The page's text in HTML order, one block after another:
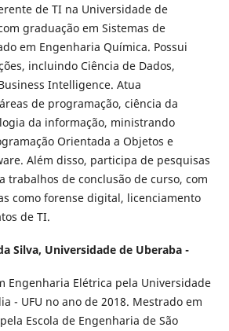
de TI na Universidade de
graduação em Sistemas de
em Engenharia Química. Possui
incluindo Ciência de Dados,
Intelligence. Atua
de programação, ciência da
da informação, ministrando
Orientada a Objetos e
Além disso, participa de pesquisas
trabalhos de conclusão de curso, com
como forense digital, licenciamento
de TI.
Silva, Universidade de Uberaba -
Engenharia Elétrica pela Universidade
- UFU no ano de 2018. Mestrado em
Escola de Engenharia de São